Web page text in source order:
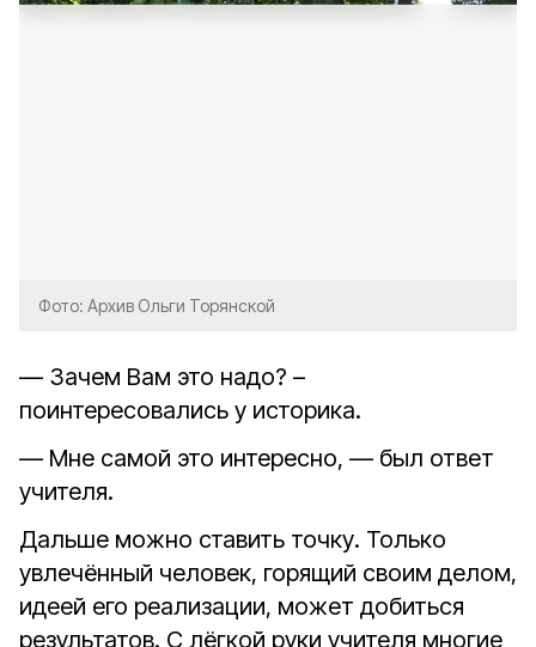
Фото: Архив Ольги Торянской
— Зачем Вам это надо? –
поинтересовались у историка.
— Мне самой это интересно, — был ответ
учителя.
Дальше можно ставить точку. Только
увлечённый человек, горящий своим делом,
идеей его реализации, может добиться
результатов. С лёгкой руки учителя многие